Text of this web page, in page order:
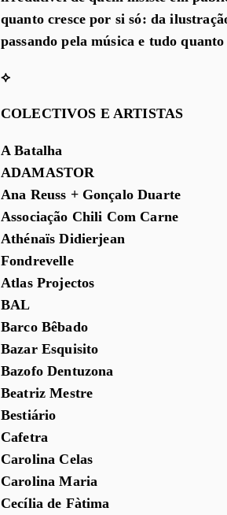
quanto cresce por si só: da
passando pela música e tudo
⟡
COLECTIVOS E ARTISTAS
A Batalha
ADAMASTOR
Ana Reuss + Gonçalo Duarte
Associação Chili Com Carne
Athénaïs Didierjean
Fondrevelle
Atlas Projectos
BAL
Barco Bêbado
Bazar Esquisito
Bazofo Dentuzona
Beatriz Mestre
Bestiário
Cafetra
Carolina Celas
Carolina Maria
Cecília de Fàtima